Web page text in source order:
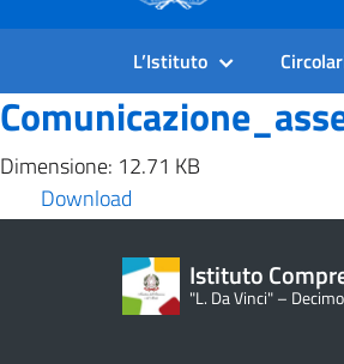
L’Istituto
Dimensione: 12.71 KB
Download
Istituto
"L. Da Vinci" –